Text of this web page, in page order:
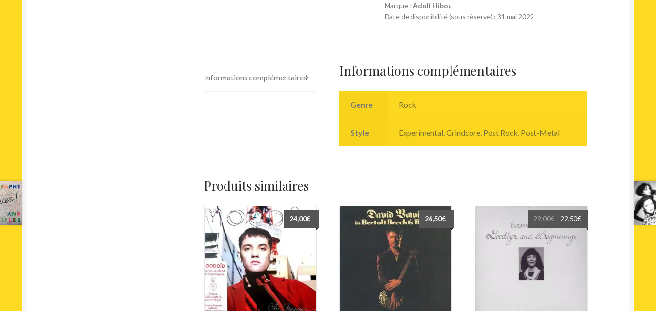
Marque : Adolf Hibou
Date de disponibilité (sous réserve) : 31 mai 2022
Informations complémentaires Informations complémentaires
Genre Rock
Style Experimental,Grindcore, Post Rock, Post-Metal
Produits similaires
24,00€ 26,50€ 29,00€
Le
prix
initial
22,50€Le
prix